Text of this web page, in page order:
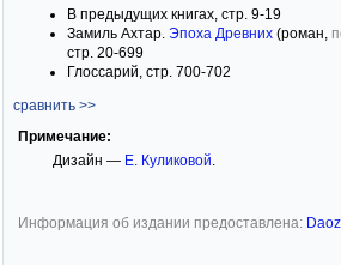
В предыдущих книгах, стр. 9-19
Замиль Ахтар. Эпоха Древних (роман,
стр. 20-699
Глоссарий, стр. 700-702
сравнить >>
Примечание:
Дизайн — Е. Куликовой.
Информация об издании предоставлена: